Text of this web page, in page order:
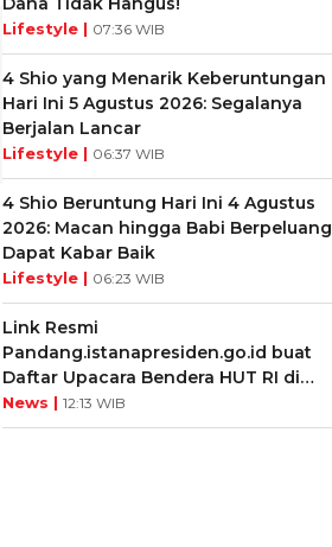
Lifestyle | 07:36 WIB
4 Shio yang Menarik Keberuntungan
Hari Ini 5 Agustus 2026: Segalanya
Berjalan Lancar
Lifestyle | 06:37 WIB
4 Shio Beruntung Hari Ini 4 Agustus
2026: Macan hingga Babi Berpeluang
Dapat Kabar Baik
Lifestyle | 06:23 WIB
Link Resmi
Pandang.istanapresiden.go.id buat
Daftar Upacara Bendera HUT RI di
Istana Negara
News | 12:13 WIB